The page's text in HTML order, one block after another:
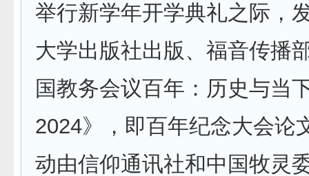
举行新学年开学典礼之际，
大学出版社出版、福音传播
国教务会议百年：历史与当
2024》，即百年纪念大会论
动由信仰通讯社和中国牧灵